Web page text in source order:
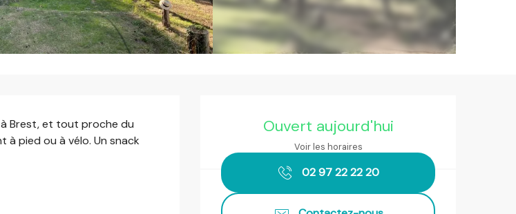
Ouvert aujourd'hui
Voir les horaires
02 97 22 22 20
à Brest, et tout proche du
pied ou à vélo. Un snack